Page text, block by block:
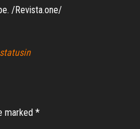
/Revista.one/
marked *